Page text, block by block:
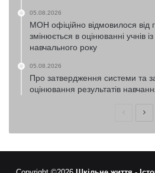
05.08.2026
МОН офіційно відмовилося від
змінюється в оцінюванні учнів
навчального року
05.08.2026
Про затвердження системи та
оцінювання результатів